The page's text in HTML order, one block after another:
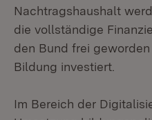
Nachtragshaushalt
die vollständige
den Bund frei
Bildung investiert.
Im Bereich der